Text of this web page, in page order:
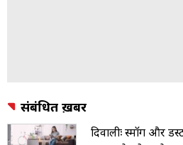
संबंधित ख़बरें
दिवालीः स्मॉग और